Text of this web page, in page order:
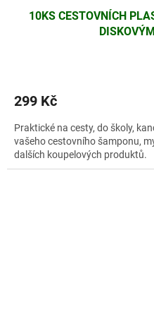
10KS CESTOVNÍCH
299 Kč
Praktické na cesty, do školy,
vašeho cestovního šamponu,
dalších koupelových produktů.